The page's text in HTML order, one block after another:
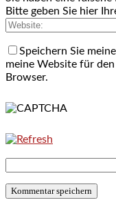
Bitte geben Sie hier
Speichern Sie
meine Website für
Browser.